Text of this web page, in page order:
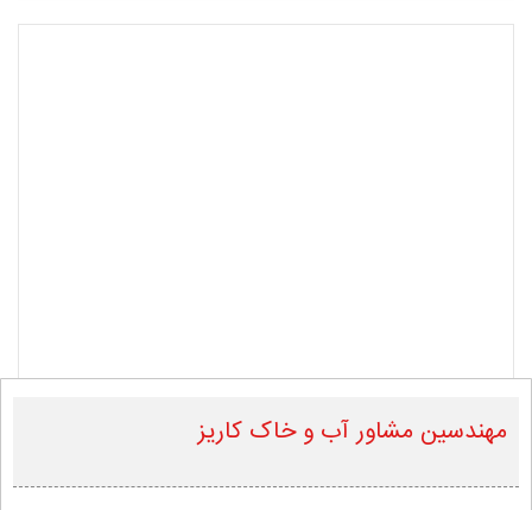
مهندسین مشاور آب و خاک کاریز